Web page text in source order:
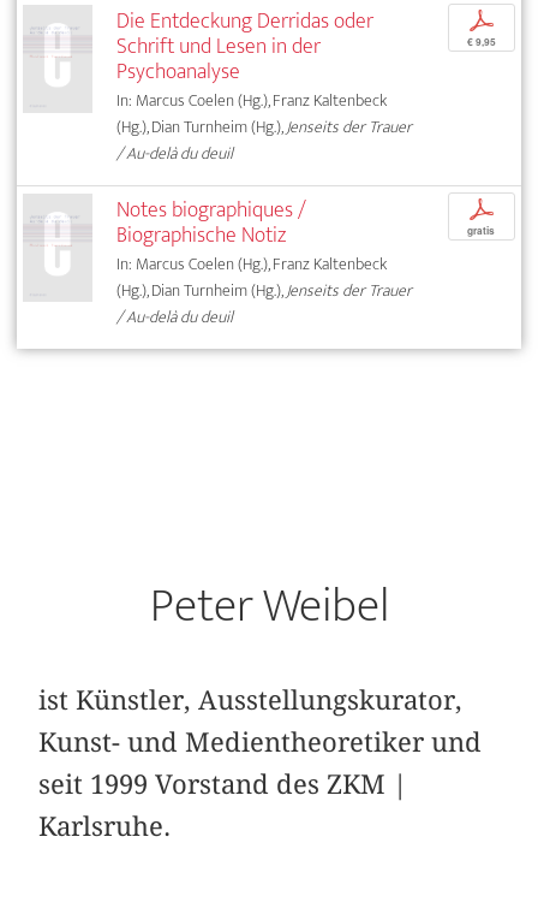
Die Entdeckung Derridas oder
Schrift und Lesen in der
Psychoanalyse
In: Marcus Coelen (Hg.), Franz Kaltenbeck
(Hg.), Dian Turnheim (Hg.),Jenseits der Trauer
/ Au-delà du deuil
p
€ 9,95
Notes biographiques /
Biographische Notiz
In: Marcus Coelen (Hg.), Franz Kaltenbeck
(Hg.), Dian Turnheim (Hg.),Jenseits der Trauer
/ Au-delà du deuil
p
gratis
Peter Weibel
ist Künstler, Ausstellungskurator,
Kunst- und Medientheoretiker und
seit 1999 Vorstand des ZKM |
Karlsruhe.